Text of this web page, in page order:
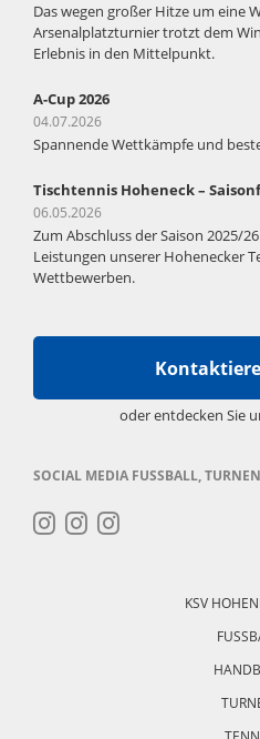
Das wegen großer Hitze um eine
Arsenalplatzturnier trotzt dem
Erlebnis in den Mittelpunkt.
A-Cup 2026
04.07.2026
Spannende Wettkämpfe und
Tischtennis Hoheneck –
06.05.2026
Zum Abschluss der Saison 2025/
Leistungen unserer Hohenecker
Wettbewerben.
oder entdecken Sie
SOCIAL MEDIA FUSSBALL,
KSV